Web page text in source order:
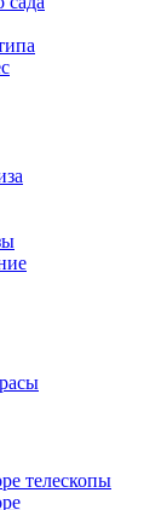
телескопы